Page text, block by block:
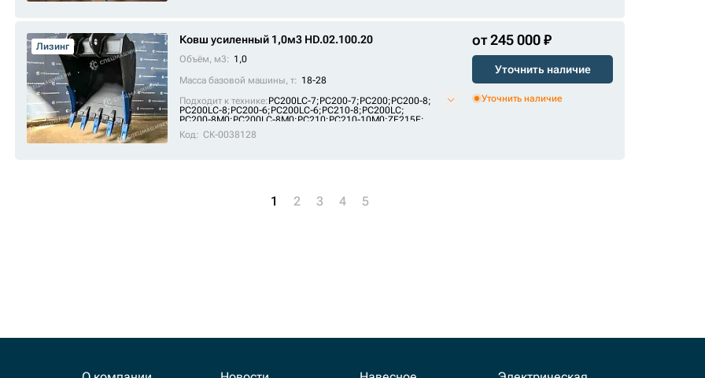
Лизинг
Ковш усиленный 1,0м3 HD.02.100.20
Объём, м3: 1,0
Масса базовой машины, т: 18-28
Подходит к технике:PC200LC-7;PC200-7;PC200;PC200-8;
PC200LC-8;PC200-6;PC200LC-6;PC210-8;PC200LC;
PC200-8M0;PC200LC-8M0;PC210;PC210-10M0;ZE215E;
SE210-9 PC210LC
Код: СК-0038128
от 245 000 ₽
Уточнить наличие
Уточнить наличие
1 2 3 4 5